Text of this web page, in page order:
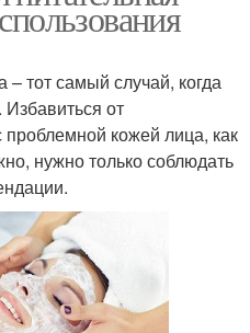
тот самый случай, когда
Избавиться от
кожей лица, как
нужно только соблюдать